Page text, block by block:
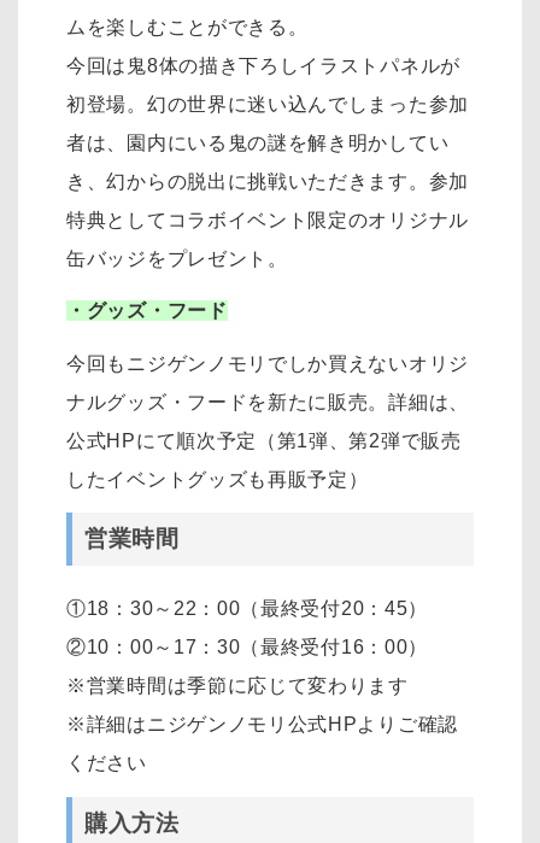
ムを楽しむことができる。
今回は鬼8体の描き下ろしイラストパネルが
初登場。幻の世界に迷い込んでしまった参加
者は、園内にいる鬼の謎を解き明かしてい
き、幻からの脱出に挑戦いただきます。参加
特典としてコラボイベント限定のオリジナル
缶バッジをプレゼント。
・グッズ・フード
今回もニジゲンノモリでしか買えないオリジ
ナルグッズ・フードを新たに販売。詳細は、
公式HPにて順次予定（第1弾、第2弾で販売
したイベントグッズも再販予定）
営業時間
①18：30～22：00（最終受付20：45）
②10：00～17：30（最終受付16：00）
※営業時間は季節に応じて変わります
※詳細はニジゲンノモリ公式HPよりご確認
ください
購入方法